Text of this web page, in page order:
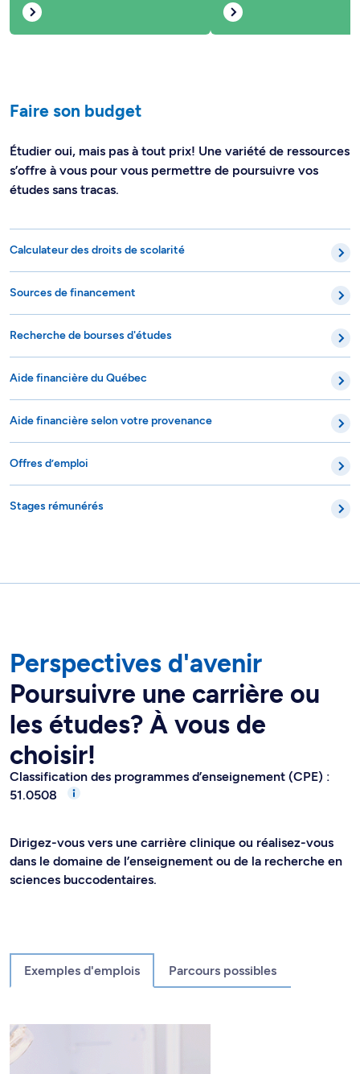
Faire son budget
Étudier oui, mais pas à tout prix! Une variété de ressources
s’offre à vous pour vous permettre de poursuivre vos
études sans tracas.
Calculateur des droits de scolarité
Sources de financement
Recherche de bourses d'études
Aide financière du Québec
Aide financière selon votre provenance
Offres d’emploi
Stages rémunérés
Perspectives d'avenir
Poursuivre une carrière ou
les études? À vous de
choisir!
Classification des programmes d’enseignement (CPE) :
51.0508
Dirigez-vous vers une carrière clinique ou réalisez-vous
dans le domaine de l’enseignement ou de la recherche en
sciences buccodentaires.
Exemples d'emplois Parcours possibles